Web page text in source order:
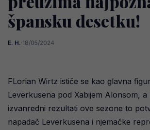
špansku desetku!
E. H.·18/05/2024
FLorian Wirtz ističe se kao glavna
Leverkusena pod Xabijem Alonsom, a
izvanredni rezultati ove sezone to
napadač Leverkusena i njemačke